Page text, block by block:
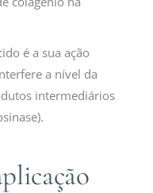
é a sua ação
a nível da
intermediários